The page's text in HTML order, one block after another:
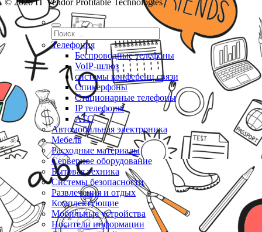
© 2026 IT Vendor Profitable Technologies
Телефония
Беспроводные телефоны
VoIP-шлюз
системы конференц связи
Спикерфоны
Стационарные телефоны
IP телефоны
АТС
Автомобильная электроника
Мебель
Расходные материалы
Серверное оборудование
Бытовая техника
Системы безопасности
Развлечения и отдых
Комплектующие
Мобильные устройства
Носители информации